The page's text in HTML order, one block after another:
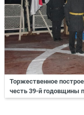
Торжественное
честь 39-й годовщины